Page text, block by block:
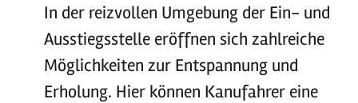
In der reizvollen Umgebung der Ein- und
Ausstiegsstelle eröffnen sich zahlreiche
Möglichkeiten zur Entspannung und
Erholung. Hier können Kanufahrer eine